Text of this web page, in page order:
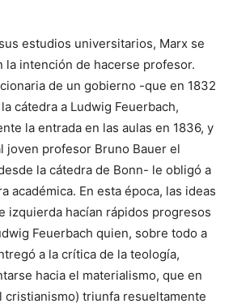
estudios universitarios, Marx se
la intención de hacerse profesor.
de un gobierno -que en 1832
cátedra a Ludwig Feuerbach,
la entrada en las aulas en 1836, y
joven profesor Bruno Bauer el
la cátedra de Bonn- le obligó a
académica. En esta época, las ideas
izquierda hacían rápidos progresos
Feuerbach quien, sobre todo a
a la crítica de la teología,
hacia el materialismo, que en
cristianismo) triunfa resueltamente